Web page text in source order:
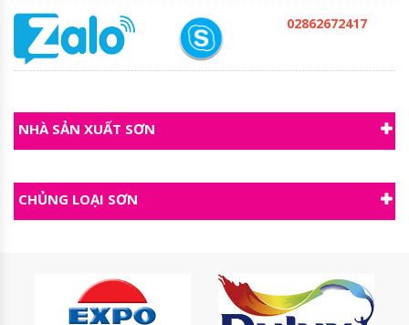
02862672417
NHÀ SẢN XUẤT SƠN
CHỦNG LOẠI SƠN